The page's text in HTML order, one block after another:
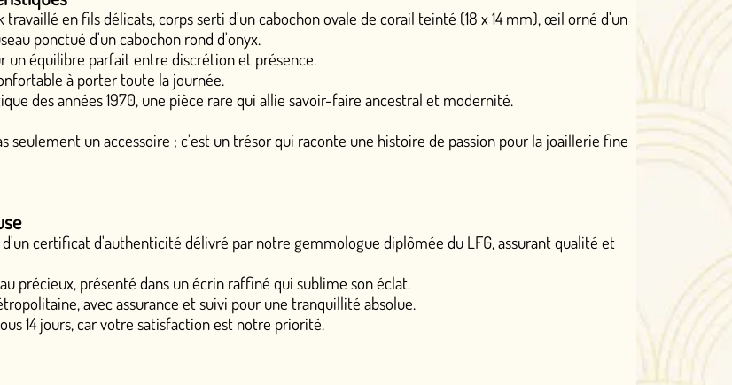
corps serti d'un cabochon ovale de corail teinté (18 x 14 mm), œil orné d'un
rond d'onyx.
entre discrétion et présence.
la journée.
une pièce rare qui allie savoir-faire ancestral et modernité.
; c'est un trésor qui raconte une histoire de passion pour la joaillerie fine
délivré par notre gemmologue diplômée du LFG, assurant qualité et
dans un écrin raffiné qui sublime son éclat.
et suivi pour une tranquillité absolue.
satisfaction est notre priorité.